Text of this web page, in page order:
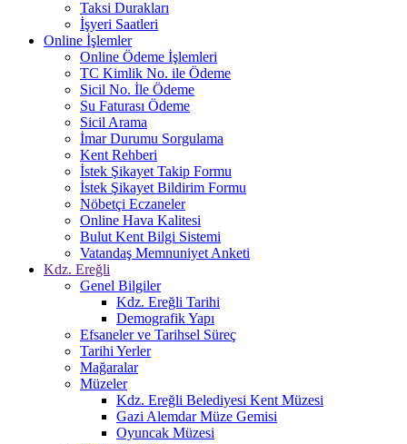
Taksi Durakları
İşyeri Saatleri
Online İşlemler
Online Ödeme İşlemleri
TC Kimlik No. ile Ödeme
Sicil No. İle Ödeme
Su Faturası Ödeme
Sicil Arama
İmar Durumu Sorgulama
Kent Rehberi
İstek Şikayet Takip Formu
İstek Şikayet Bildirim Formu
Nöbetçi Eczaneler
Online Hava Kalitesi
Bulut Kent Bilgi Sistemi
Vatandaş Memnuniyet Anketi
Kdz. Ereğli
Genel Bilgiler
Kdz. Ereğli Tarihi
Demografik Yapı
Efsaneler ve Tarihsel Süreç
Tarihi Yerler
Mağaralar
Müzeler
Kdz. Ereğli Belediyesi Kent Müzesi
Gazi Alemdar Müze Gemisi
Oyuncak Müzesi